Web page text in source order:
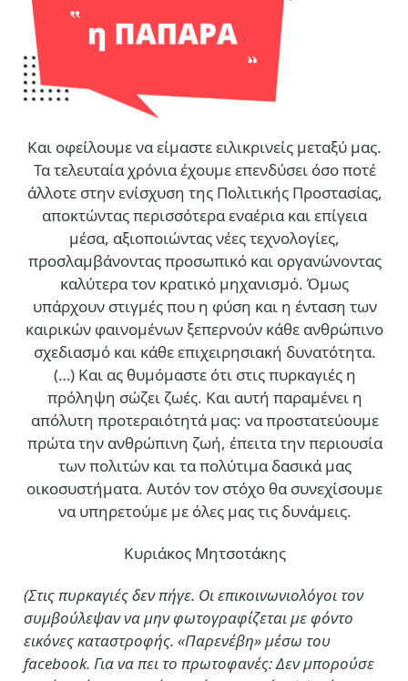
Και οφείλουμε να είμαστε ειλικρινείς μεταξύ μας.
Τα τελευταία χρόνια έχουμε επενδύσει όσο ποτέ
άλλοτε στην ενίσχυση της Πολιτικής Προστασίας,
αποκτώντας περισσότερα εναέρια και επίγεια
μέσα, αξιοποιώντας νέες τεχνολογίες,
προσλαμβάνοντας προσωπικό και οργανώνοντας
καλύτερα τον κρατικό μηχανισμό. Όμως
υπάρχουν στιγμές που η φύση και η ένταση των
καιρικών φαινομένων ξεπερνούν κάθε ανθρώπινο
σχεδιασμό και κάθε επιχειρησιακή δυνατότητα.
(…) Και ας θυμόμαστε ότι στις πυρκαγιές η
πρόληψη σώζει ζωές. Και αυτή παραμένει η
απόλυτη προτεραιότητά μας: να προστατεύουμε
πρώτα την ανθρώπινη ζωή, έπειτα την περιουσία
των πολιτών και τα πολύτιμα δασικά μας
οικοσυστήματα. Αυτόν τον στόχο θα συνεχίσουμε
να υπηρετούμε με όλες μας τις δυνάμεις.
Κυριάκος Μητσοτάκης
(Στις πυρκαγιές δεν πήγε. Οι επικοινωνιολόγοι τον
συμβούλεψαν να μην φωτογραφίζεται με φόντο
εικόνες καταστροφής. «Παρενέβη» μέσω του
facebook. Για να πει το πρωτοφανές: Δεν μπορούσε